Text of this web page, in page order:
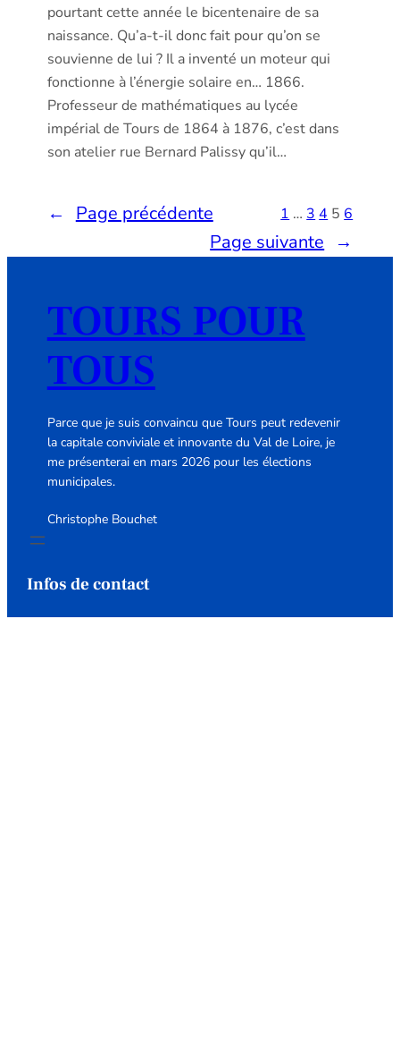
pourtant cette année le bicentenaire de sa
naissance. Qu’a-t-il donc fait pour qu’on se
souvienne de lui ? Il a inventé un moteur qui
fonctionne à l’énergie solaire en… 1866.
Professeur de mathématiques au lycée
impérial de Tours de 1864 à 1876, c’est dans
son atelier rue Bernard Palissy qu’il…
← Page précédente 1 … 3 4 5 6
Page suivante →
TOURS POUR
TOUS
Parce que je suis convaincu que Tours peut redevenir
la capitale conviviale et innovante du Val de Loire, je
me présenterai en mars 2026 pour les élections
municipales.
Christophe Bouchet
Infos de contact